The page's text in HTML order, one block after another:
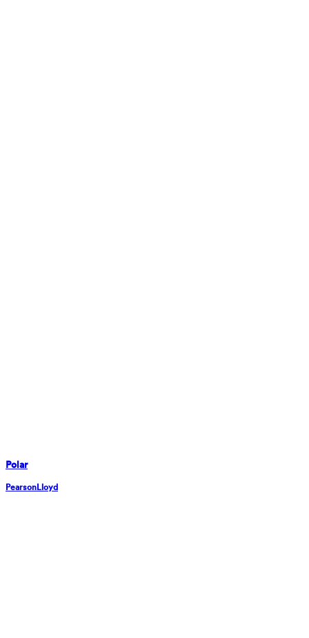
Polar
PearsonLloyd